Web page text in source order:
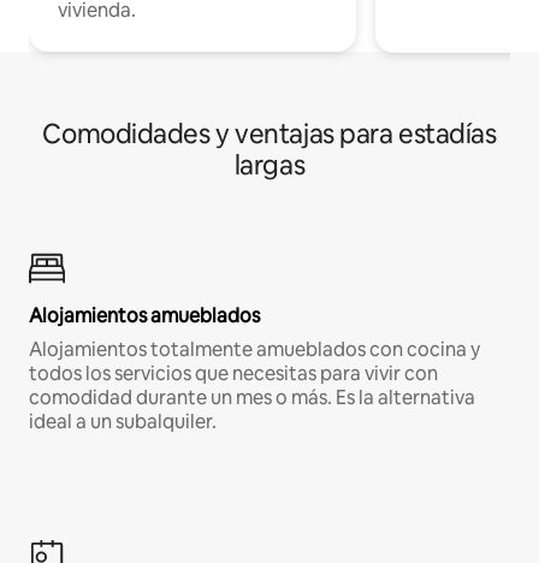
vivienda.
Comodidades y ventajas para estadías
largas
Alojamientos amueblados
Alojamientos totalmente amueblados con cocina y
todos los servicios que necesitas para vivir con
comodidad durante un mes o más. Es la alternativa
ideal a un subalquiler.